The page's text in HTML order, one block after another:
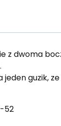
z dwoma
jeden guzik,
52